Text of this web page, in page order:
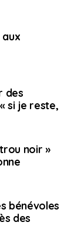
aux
des
si je reste,
noir »
bénévoles
des